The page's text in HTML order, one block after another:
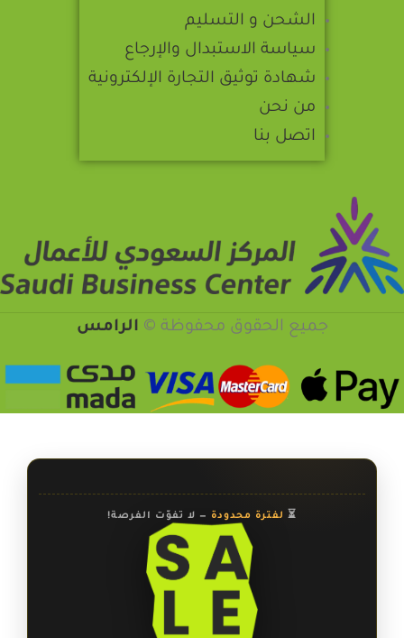
الشحن و التسليم
سياسة الاستبدال والإرجاع
شهادة توثيق التجارة الإلكترونية
من نحن
اتصل بنا
جميع الحقوق محفوظة ©️ الرامس
⏳ لفترة محدودة — لا تفوّت الفرصة!